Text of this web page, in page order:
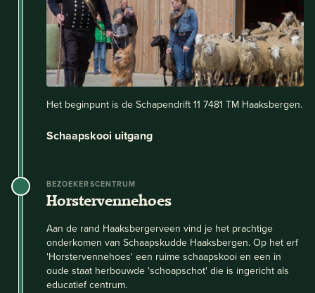
Het beginpunt is de Schapendrift 11 7481 TM Haaksbergen.
Schaapskooi uitgang
BEZOEKERSCENTRUM
Horstervennehoes
Aan de rand Haaksbergerveen vind je het prachtige
onderkomen van Schaapskudde Haaksbergen. Op het erf
'Horstervennehoes' een ruime schaapskooi en een in
oude staat herbouwde 'schoapschot' die is ingericht als
educatief centrum.